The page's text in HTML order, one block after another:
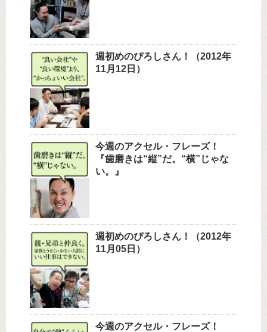
週初めのぴろしさん！（2012年
11月12日）
今週のアクセル・フレーズ！
『歯磨きは“縦”だ。“横”じゃな
い。』
週初めのぴろしさん！（2012年
11月05日）
今週のアクセル・フレーズ！